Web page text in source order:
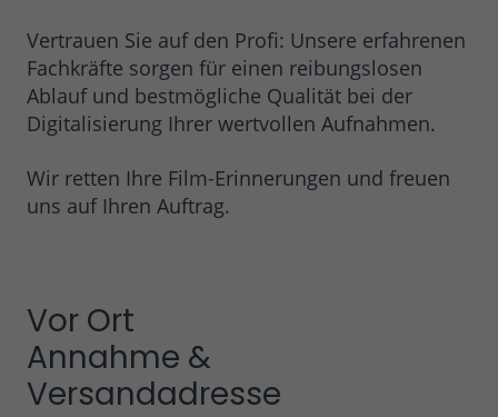
Vertrauen Sie auf den Profi: Unsere erfahrenen
Fachkräfte sorgen für einen reibungslosen
Ablauf und bestmögliche Qualität bei der
Digitalisierung Ihrer wertvollen Aufnahmen.
Wir retten Ihre Film-Erinnerungen und freuen
uns auf Ihren Auftrag.
Vor Ort
Annahme &
Versandadresse